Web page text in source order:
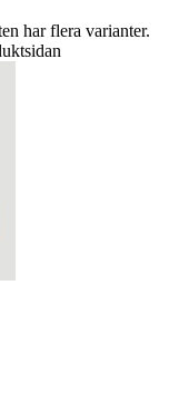
har flera varianter.